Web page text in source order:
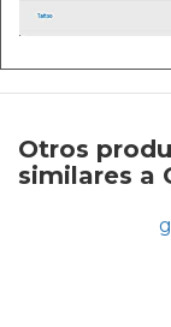
Otros
similares a